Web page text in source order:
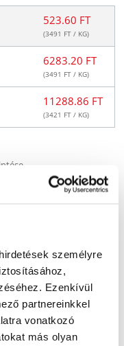
személyre
Ezenkívül
partnereinkkel
vonatkozó
más olyan
523.60 FT
(3491 FT / KG)
6283.20 FT
(3491 FT / KG)
11288.86 FT
(3421 FT / KG)
A TERMÉKET